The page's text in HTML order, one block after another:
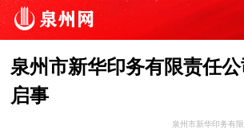
泉州市新华印务有限责任
启事
泉州市新华印务有